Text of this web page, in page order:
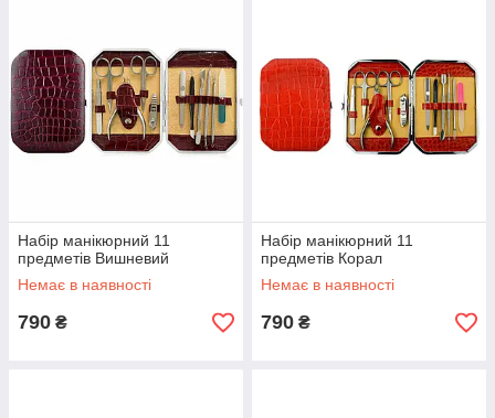
Набір манікюрний 11
предметів Вишневий
Немає в наявності
790 ₴
Набір манікюрний 11
предметів Корал
Немає в наявності
790 ₴